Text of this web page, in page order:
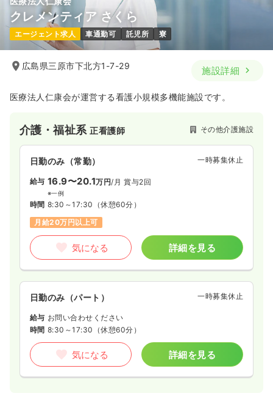
クレメンティア さくら
エージェント求人 車通勤可 託児所 寮
広島県三原市下北方1-7-29 施設詳細
医療法人仁康会が運営する看護小規模多機能施設です。
介護・福祉系正看護師 その他介護施設
日勤のみ（常勤） 一時募集休止
給与 16.9〜20.1万円/月 賞与2回
※一例
時間 8:30～17:30 （休憩60分）
月給20万円以上可
気になる 詳細を見る
日勤のみ（パート） 一時募集休止
給与 お問い合わせください
時間 8:30～17:30 （休憩60分）
気になる 詳細を見る